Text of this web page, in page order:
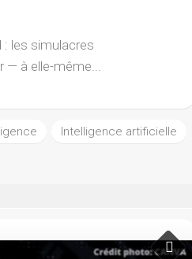
les simulacres
à elle-même...
Intelligence artificielle